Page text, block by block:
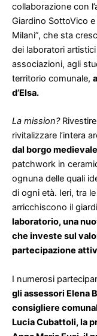
collaborazione con
Giardino SottoVico
Milani”, che sta
dei laboratori
associazioni, agli
territorio comunale,
d’Elsa.
La mission?
rivitalizzare l’intera
dal borgo
patchwork in
ognuna delle quali
di ogni età. Ieri, tra
arricchiscono il
laboratorio, una
che investe sul
partecipazione
I numerosi
gli assessori Elena
consigliere
Lucia Cubattoli, la